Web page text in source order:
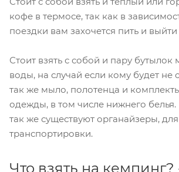
кофе в термосе, так как в
поездки вам захочется пить и
Стоит взять с собой и пару бутылок
воды, на случай если кому будет не
так же мыло, полотенца и
одежды, в том числе нижнего белья.
так же существуют органайзеры,
транспортировки.
Что взять на